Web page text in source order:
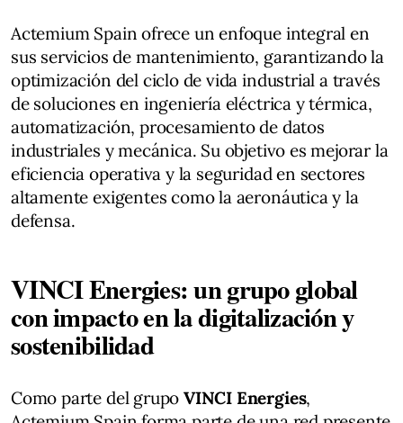
Actemium Spain ofrece un enfoque integral en
sus servicios de mantenimiento, garantizando la
optimización del ciclo de vida industrial a través
de soluciones en ingeniería eléctrica y térmica,
automatización, procesamiento de datos
industriales y mecánica. Su objetivo es mejorar la
eficiencia operativa y la seguridad en sectores
altamente exigentes como la aeronáutica y la
defensa​.
VINCI Energies: un grupo global
con impacto en la digitalización y
sostenibilidad
Como parte del grupoVINCI Energies,